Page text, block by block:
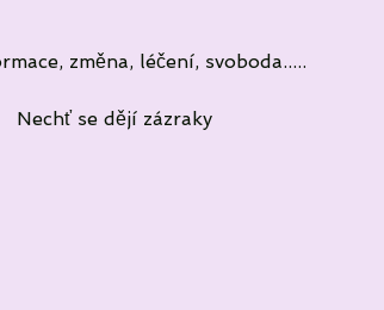
změna, léčení, svoboda.....
Nechť se dějí zázraky